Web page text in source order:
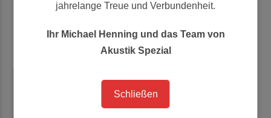
jahrelange Treue und Verbundenheit.
Ihr Michael Henning und das Team von
Akustik Spezial
Schließen